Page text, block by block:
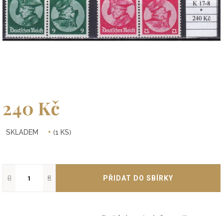
240 Kč
cena:
SKLADEM (1 KS)
+
−